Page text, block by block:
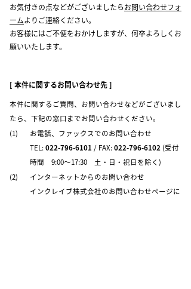
お気付きの点などがございましたらお問い合わせフォ
ームよりご連絡ください。
お客様にはご不便をおかけしますが、何卒よろしくお
願いいたします。
[ 本件に関するお問い合わせ先 ]
本件に関するご質問、お問い合わせなどがございまし
たら、下記の窓口までお問い合わせください。
(1)
お電話、ファックスでのお問い合わせ
TEL:022-796-6101 / FAX:022-796-6102 (受付
時間 9:00～17:30 土・日・祝日を除く)
(2)
インターネットからのお問い合わせ
インクレイブ株式会社のお問い合わせページに